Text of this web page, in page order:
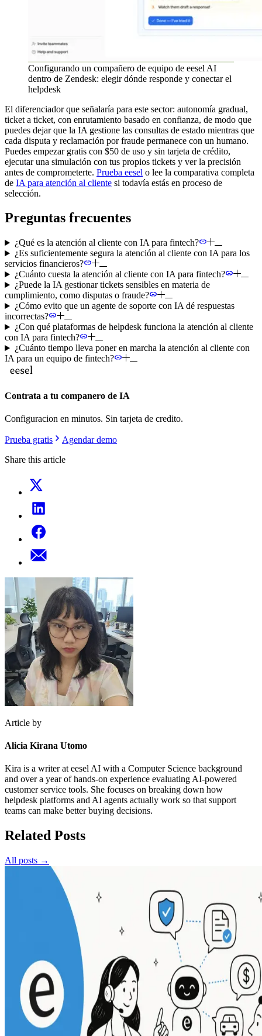
Configurando un compañero de equipo de eesel AI
dentro de Zendesk: elegir dónde responde y conectar el
helpdesk
El diferenciador que señalaría para este sector: autonomía gradual,
ticket a ticket, con enrutamiento basado en confianza, de modo que
puedes dejar que la IA gestione las consultas de estado mientras que
cada disputa y reclamación por fraude permanece con un humano.
Puedes empezar gratis con $50 de uso y sin tarjeta de crédito,
ejecutar una simulación con tus propios tickets y ver la precisión
antes de comprometerte. Prueba eesel o lee la comparativa completa
de IA para atención al cliente si todavía estás en proceso de
selección.
Preguntas frecuentes
¿Qué es la atención al cliente con IA para fintech?
¿Es suficientemente segura la atención al cliente con IA para los
servicios financieros?
¿Cuánto cuesta la atención al cliente con IA para fintech?
¿Puede la IA gestionar tickets sensibles en materia de
cumplimiento, como disputas o fraude?
¿Cómo evito que un agente de soporte con IA dé respuestas
incorrectas?
¿Con qué plataformas de helpdesk funciona la atención al cliente
con IA para fintech?
¿Cuánto tiempo lleva poner en marcha la atención al cliente con
IA para un equipo de fintech?
Contrata a tu companero de IA
Configuracion en minutos. Sin tarjeta de credito.
Prueba gratis
Agendar demo
Share this article
Article by
Alicia Kirana Utomo
Kira is a writer at eesel AI with a Computer Science background
and over a year of hands-on experience evaluating AI-powered
customer service tools. She focuses on breaking down how
helpdesk platforms and AI agents actually work so that support
teams can make better buying decisions.
Related Posts
All posts →